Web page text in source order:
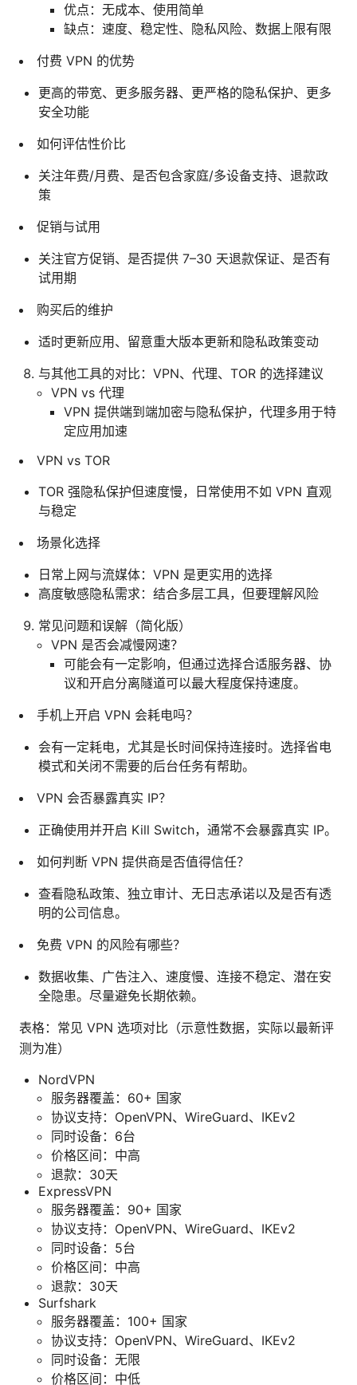
优点：无成本、使用简单
缺点：速度、稳定性、隐私风险、数据上限有限
付费 VPN 的优势
更高的带宽、更多服务器、更严格的隐私保护、更多
安全功能
如何评估性价比
关注年费/月费、是否包含家庭/多设备支持、退款政
策
促销与试用
关注官方促销、是否提供 7–30 天退款保证、是否有
试用期
购买后的维护
适时更新应用、留意重大版本更新和隐私政策变动
与其他工具的对比：VPN、代理、TOR 的选择建议
VPN vs 代理
VPN 提供端到端加密与隐私保护，代理多用于特
定应用加速
VPN vs TOR
TOR 强隐私保护但速度慢，日常使用不如 VPN 直观
与稳定
场景化选择
日常上网与流媒体：VPN 是更实用的选择
高度敏感隐私需求：结合多层工具，但要理解风险
常见问题和误解（简化版）
VPN 是否会减慢网速？
可能会有一定影响，但通过选择合适服务器、协
议和开启分离隧道可以最大程度保持速度。
手机上开启 VPN 会耗电吗？
会有一定耗电，尤其是长时间保持连接时。选择省电
模式和关闭不需要的后台任务有帮助。
VPN 会否暴露真实 IP？
正确使用并开启 Kill Switch，通常不会暴露真实 IP。
如何判断 VPN 提供商是否值得信任？
查看隐私政策、独立审计、无日志承诺以及是否有透
明的公司信息。
免费 VPN 的风险有哪些？
数据收集、广告注入、速度慢、连接不稳定、潜在安
全隐患。尽量避免长期依赖。
表格：常见 VPN 选项对比（示意性数据，实际以最新评
测为准）
NordVPN
服务器覆盖：60+ 国家
协议支持：OpenVPN、WireGuard、IKEv2
同时设备：6台
价格区间：中高
退款：30天
ExpressVPN
服务器覆盖：90+ 国家
协议支持：OpenVPN、WireGuard、IKEv2
同时设备：5台
价格区间：中高
退款：30天
Surfshark
服务器覆盖：100+ 国家
协议支持：OpenVPN、WireGuard、IKEv2
同时设备：无限
价格区间：中低